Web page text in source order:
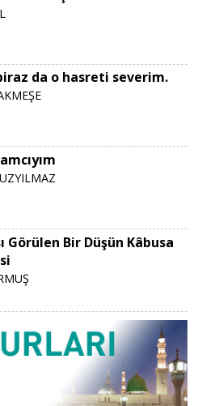
da o hasreti severim.
Görülen Bir Düşün Kâbusa